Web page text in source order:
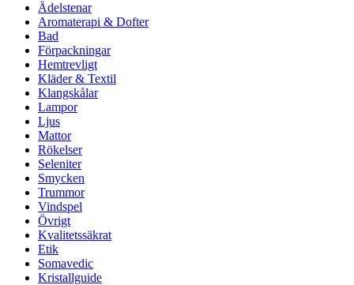
Ädelstenar
Aromaterapi & Dofter
Bad
Förpackningar
Hemtrevligt
Kläder & Textil
Klangskålar
Lampor
Ljus
Mattor
Rökelser
Seleniter
Smycken
Trummor
Vindspel
Övrigt
Kvalitetssäkrat
Etik
Somavedic
Kristallguide